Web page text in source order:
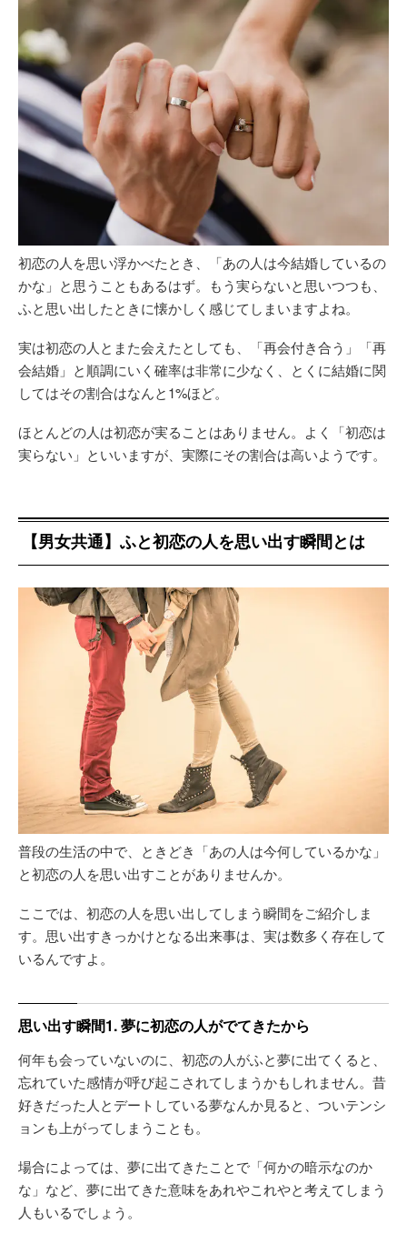
初恋の人を思い浮かべたとき、「あの人は今結婚しているの
かな」と思うこともあるはず。もう実らないと思いつつも、
ふと思い出したときに懐かしく感じてしまいますよね。
実は初恋の人とまた会えたとしても、「再会付き合う」「再
会結婚」と順調にいく確率は非常に少なく、とくに結婚に関
してはその割合はなんと1%ほど。
ほとんどの人は初恋が実ることはありません。よく「初恋は
実らない」といいますが、実際にその割合は高いようです。
【男女共通】ふと初恋の人を思い出す瞬間とは
普段の生活の中で、ときどき「あの人は今何しているかな」
と初恋の人を思い出すことがありませんか。
ここでは、初恋の人を思い出してしまう瞬間をご紹介しま
す。思い出すきっかけとなる出来事は、実は数多く存在して
いるんですよ。
思い出す瞬間1. 夢に初恋の人がでてきたから
何年も会っていないのに、初恋の人がふと夢に出てくると、
忘れていた感情が呼び起こされてしまうかもしれません。昔
好きだった人とデートしている夢なんか見ると、ついテンシ
ョンも上がってしまうことも。
場合によっては、夢に出てきたことで「何かの暗示なのか
な」など、夢に出てきた意味をあれやこれやと考えてしまう
人もいるでしょう。